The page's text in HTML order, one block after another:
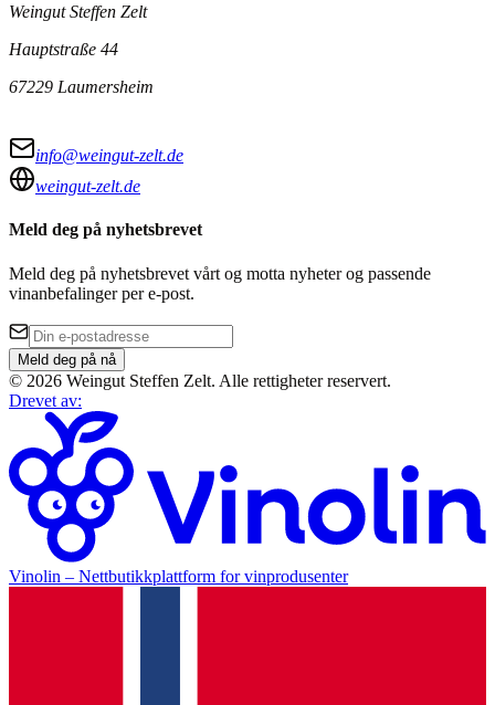
Weingut Steffen Zelt
Hauptstraße 44
67229 Laumersheim
info@weingut-zelt.de
weingut-zelt.de
Meld deg på nyhetsbrevet
Meld deg på nyhetsbrevet vårt og motta nyheter og passende
vinanbefalinger per e-post.
Meld deg på nå
© 2026 Weingut Steffen Zelt. Alle rettigheter reservert.
Drevet av:
Vinolin – Nettbutikkplattform for vinprodusenter